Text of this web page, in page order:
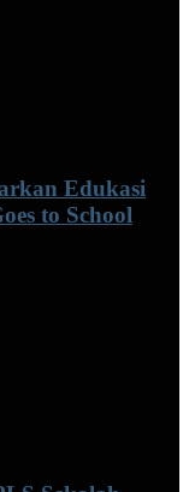
Edukasi
to School